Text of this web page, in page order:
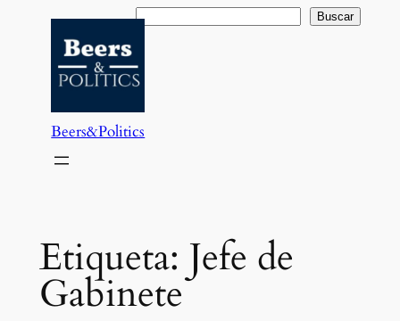
contenido
Buscar Buscar
Beers&Politics
Etiqueta: Jefe de
Gabinete